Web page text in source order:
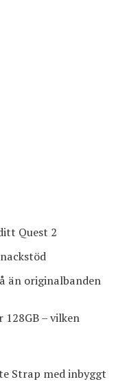
Quest 2
än originalbanden
128GB – vilken
Strap med inbyggt